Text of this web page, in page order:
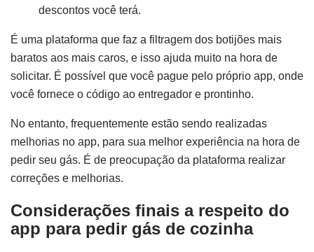
descontos você terá.
É uma plataforma que faz a filtragem dos botijões mais
baratos aos mais caros, e isso ajuda muito na hora de
solicitar. É possível que você pague pelo próprio app, onde
você fornece o código ao entregador e prontinho.
No entanto, frequentemente estão sendo realizadas
melhorias no app, para sua melhor experiência na hora de
pedir seu gás. É de preocupação da plataforma realizar
correções e melhorias.
Considerações finais a respeito do
app para pedir gás de cozinha